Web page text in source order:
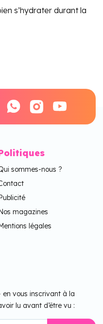
s’hydrater durant la
sommes-nous ?
magazines
légales
en vous inscrivant à la
lu avant d’être vu :